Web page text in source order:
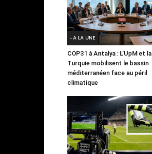
- A LA UNE
COP31 à Antalya : L’UpM et la
Turquie mobilisent le bassin
méditerranéen face au péril
climatique